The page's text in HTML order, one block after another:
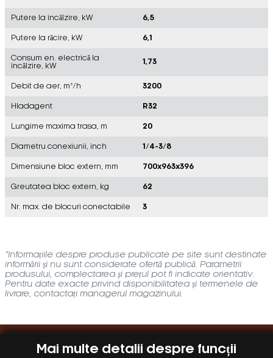
Putere la încălzire, kW 6,5
Putere la răcire, kW 6,1
Consum en. electrică la
încălzire, kW
1,73
Debit de aer, m³/h 3200
Hladagent R32
Lungime maxima trasa, m 20
Diametru conexiunii, inch 1/4-3/8
Dimensiune bloc extern, mm 700x963x396
Greutatea bloc extern, kg 62
Nr. max. de blocuri conectabile 3
*Informațiile despre produse publicate pe site sunt destinate
informării și nu sunt considerate ofertă publică. Parametrii
produsului, complectarea și prețul pot fi indicate orientativ.
Pentru date exacte privind disponibilitatea și termenele de
livrare, contactați managerul magazinului.
Mai multe detalii despre funcții